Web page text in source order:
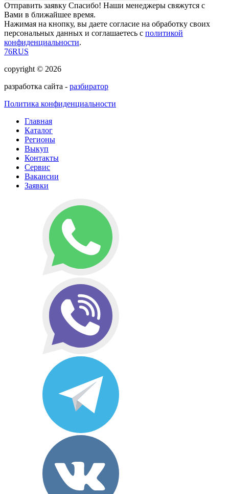
Отправить заявку Спасибо! Наши менеджеры свяжутся с
Вами в ближайшее время.
Нажимая на кнопку, вы даете согласие на обработку своих
персональных данных и соглашаетесь с политикой
конфиденциальности.
76RUS
copyright © 2026
разработка сайта - разбиратор
Политика конфиденциальности
Главная
Каталог
Регионы
Выкуп
Контакты
Сервис
Вакансии
Заявки